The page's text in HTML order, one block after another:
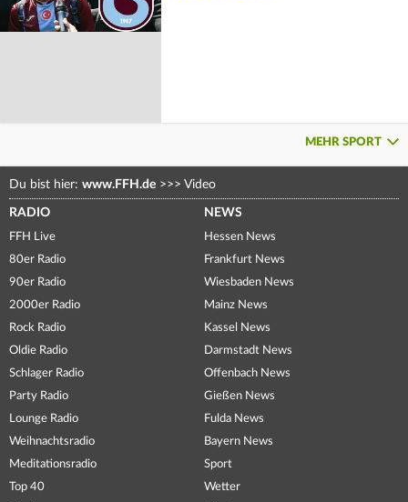
MEHR SPORT
Du bist hier: www.FFH.de >>> Video
RADIO
FFH Live
80er Radio
90er Radio
2000er Radio
Rock Radio
Oldie Radio
Schlager Radio
Party Radio
Lounge Radio
Weihnachtsradio
Meditationsradio
Top 40
NEWS
Hessen News
Frankfurt News
Wiesbaden News
Mainz News
Kassel News
Darmstadt News
Offenbach News
Gießen News
Fulda News
Bayern News
Sport
Wetter